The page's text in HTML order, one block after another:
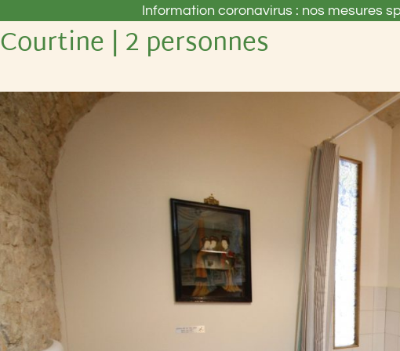
Information coronavirus : nos mesures
Courtine | 2 personnes